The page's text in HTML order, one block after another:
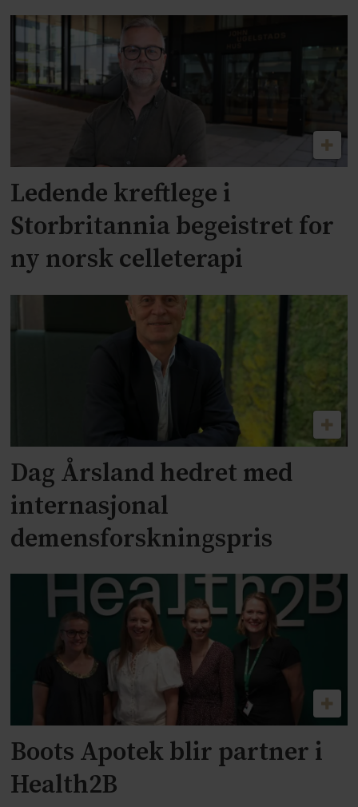
Ledende kreftlege i
Storbritannia begeistret for
ny norsk celleterapi
Dag Årsland hedret med
internasjonal
demensforskningspris
Boots Apotek blir partner i
Health2B